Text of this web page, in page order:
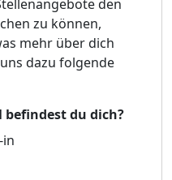
den
zu können,
mehr über dich
dazu folgende
du dich?
in